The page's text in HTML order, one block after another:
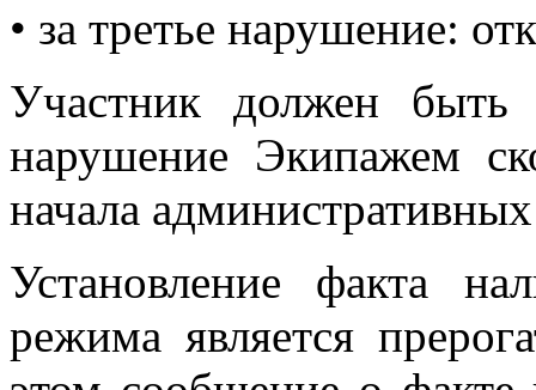
• за третье нарушение:
Участник должен быть
нарушение Экипажем
начала
Установление факта
режима является